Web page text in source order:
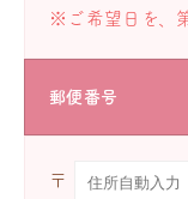
※ご希望日を、
郵便番号
〒